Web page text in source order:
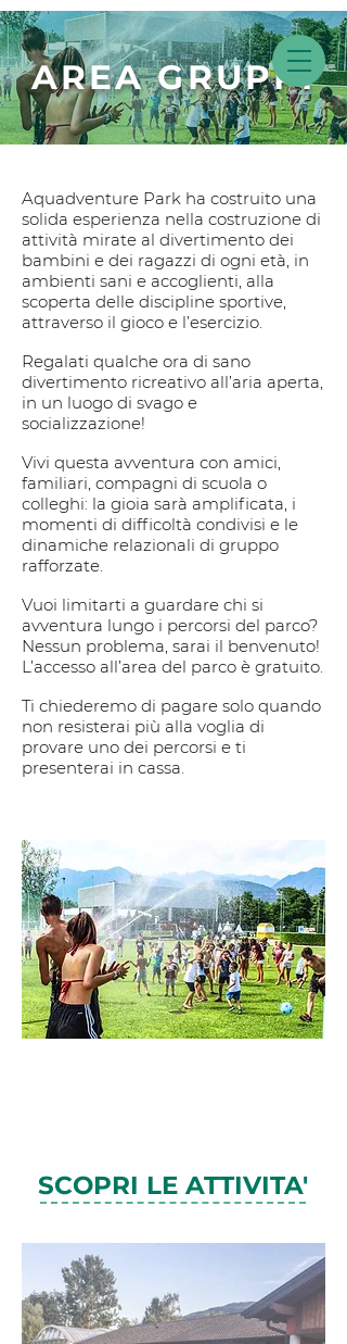
AREA GRUPPI
Aquadventure Park ha costruito una
solida esperienza nella costruzione di
attività mirate al divertimento dei
bambini e dei ragazzi di ogni età, in
ambienti sani e accoglienti, alla
scoperta delle discipline sportive,
attraverso il gioco e l’esercizio.
Regalati qualche ora di sano
divertimento ricreativo all’aria aperta,
in un luogo di svago e
socializzazione!
Vivi questa avventura con amici,
familiari, compagni di scuola o
colleghi: la gioia sarà amplificata, i
momenti di difficoltà condivisi e le
dinamiche relazionali di gruppo
rafforzate.
Vuoi limitarti a guardare chi si
avventura lungo i percorsi del parco?
Nessun problema, sarai il benvenuto!
L’accesso all’area del parco è gratuito.
Ti chiederemo di pagare solo quando
non resisterai più alla voglia di
provare uno dei percorsi e ti
presenterai in cassa.
SCOPRI LE ATTIVITA'